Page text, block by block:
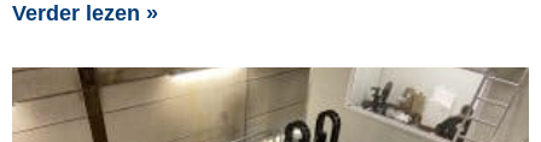
Verder lezen »